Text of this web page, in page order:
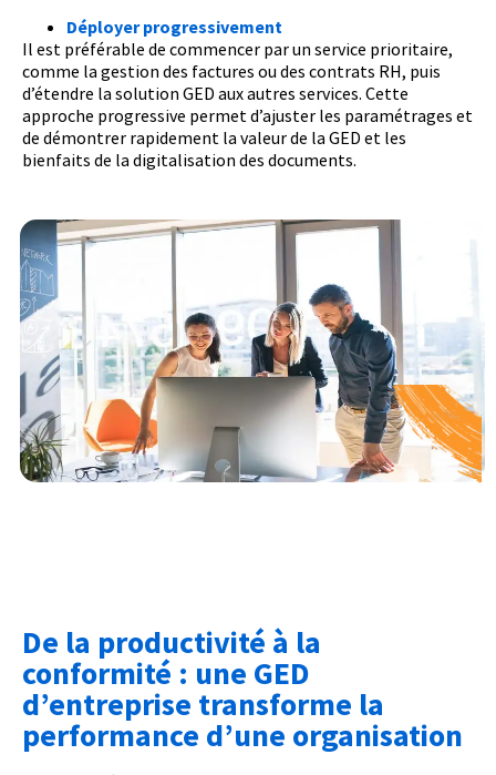
Déployer progressivement
Il est préférable de commencer par un service prioritaire,
comme la gestion des factures ou des contrats RH, puis
d’étendre la solution GED aux autres services. Cette
approche progressive permet d’ajuster les paramétrages et
de démontrer rapidement la valeur de la GED et les
bienfaits de la digitalisation des documents.
De la productivité à la
conformité : une GED
d’entreprise transforme la
performance d’une organisation